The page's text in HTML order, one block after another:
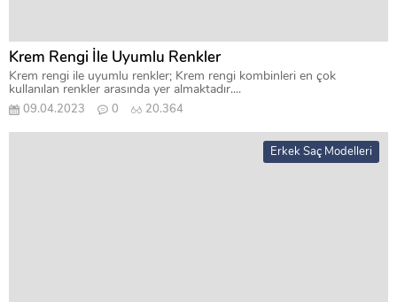
Krem Rengi İle Uyumlu Renkler
Krem rengi ile uyumlu renkler; Krem rengi kombinleri en çok
kullanılan renkler arasında yer almaktadır....
09.04.2023 0 20.364
Erkek Saç Modelleri